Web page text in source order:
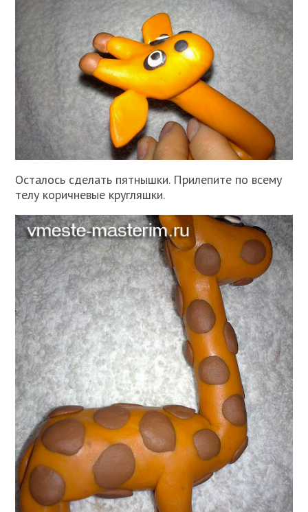
Осталось сделать пятнышки. Прилепите по всему
телу коричневые кругляшки.